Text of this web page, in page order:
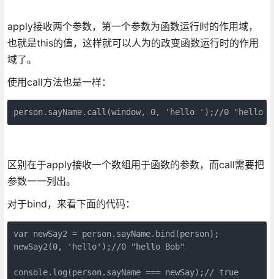
apply接收两个参数，第一个参数为函数运行时的作用域，
也就是this的值，这样就可以人为的改变函数运行时的作用
域了。
使用call方法也是一样：
person.sayName.call(window, 0, 'hello ');//0 "hello
区别在于apply接收一个数组用于函数的参数，而call需要把
参数一一列出。
对于bind，来看下面的代码：
var newSay2 = person.sayName.bind(person);
newSay2(0, 'hello');//0 "hello Bob"
console.log(person.sayName === newSay);// true